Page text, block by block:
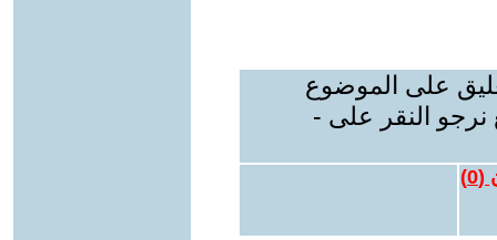
على الموضوع
نرجو النقر على -
(
0
)